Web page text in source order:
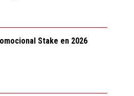
Stake en 2026